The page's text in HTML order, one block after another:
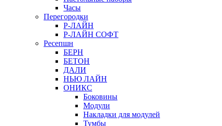
Часы
Перегородки
Р-ЛАЙН
Р-ЛАЙН СОФТ
Ресепшн
БЕРН
БЕТОН
ДАЛИ
НЬЮ ЛАЙН
ОНИКС
Боковины
Модули
Накладки для модулей
Тумбы